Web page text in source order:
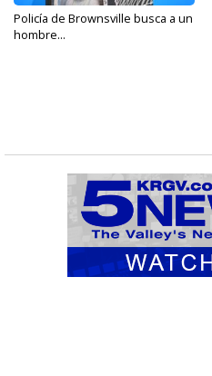
Policía de Brownsville busca a un
hombre...